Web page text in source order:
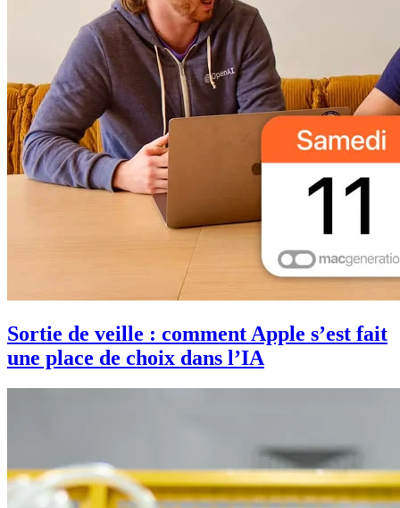
Sortie de veille : comment Apple s’est fait
une place de choix dans l’IA